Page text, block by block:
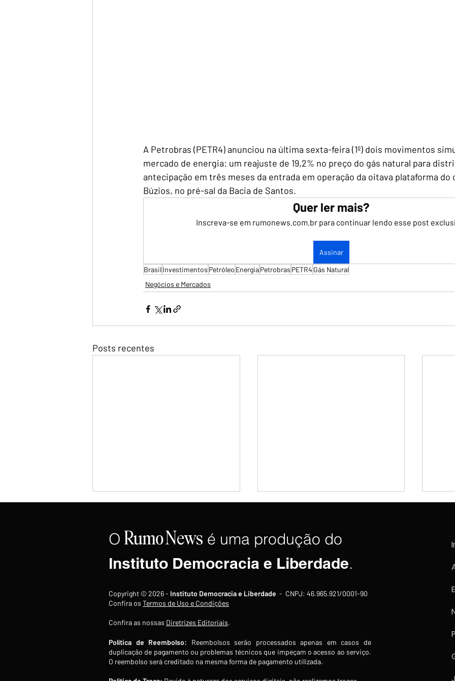
A Petrobras (PETR4) anunciou na última sexta-feira (1º) dois movimentos
mercado de energia: um reajuste de 19,2% no preço do gás natural para
antecipação em três meses da entrada em operação da oitava plataforma do
Búzios, no pré-sal da Bacia de Santos.
Quer ler mais?
Inscreva-se em rumonews.com.br para continuar lendo esse post
Assinar
BrasilInvestimentos Petróleo EnergiaPetrobras PETR4 Gás Natural
Negócios e Mercados
Posts recentes
Ibovespa cai 1,73% e perde
3.032 pontos nesta sexta-
de 3,08%
Goldman Sachs projeta Brent
O RumoNews é uma produção do
Instituto Democracia e Liberdade.
Copyright © 2026 - Instituto Democracia e Liberdade - CNPJ: 46.965.921/0001-90
Confira os Termos de Uso e Condições
Confira as nossas Diretrizes Editoriais.
Política de Reembolso: Reembolsos serão processados apenas em casos de
duplicação de pagamento ou problemas técnicos que impeçam o acesso ao serviço.
O reembolso será creditado na mesma forma de pagamento utilizada.